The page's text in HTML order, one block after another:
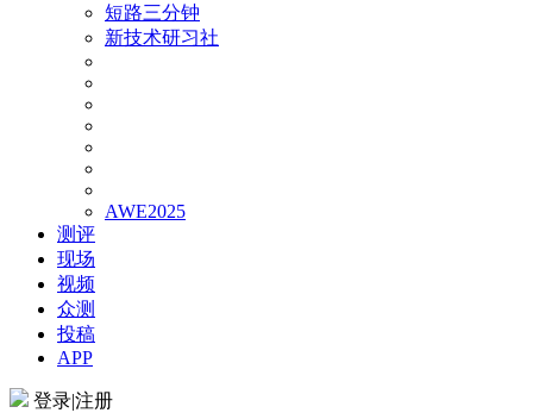
短路三分钟
新技术研习社
AWE2025
测评
现场
视频
众测
投稿
APP
登录|注册